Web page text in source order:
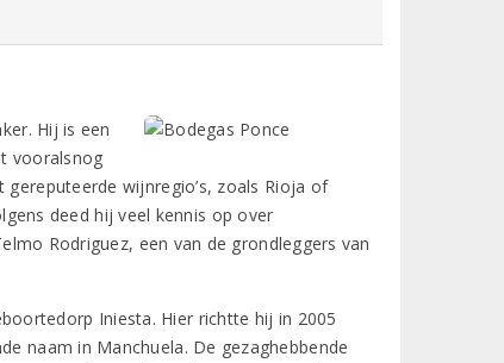
Hij is een
vooralsnog
wijnregio’s, zoals Rioja of
deed hij veel kennis op over
Rodriguez, een van de grondleggers van
Iniesta. Hier richtte hij in 2005
naam in Manchuela. De gezaghebbende